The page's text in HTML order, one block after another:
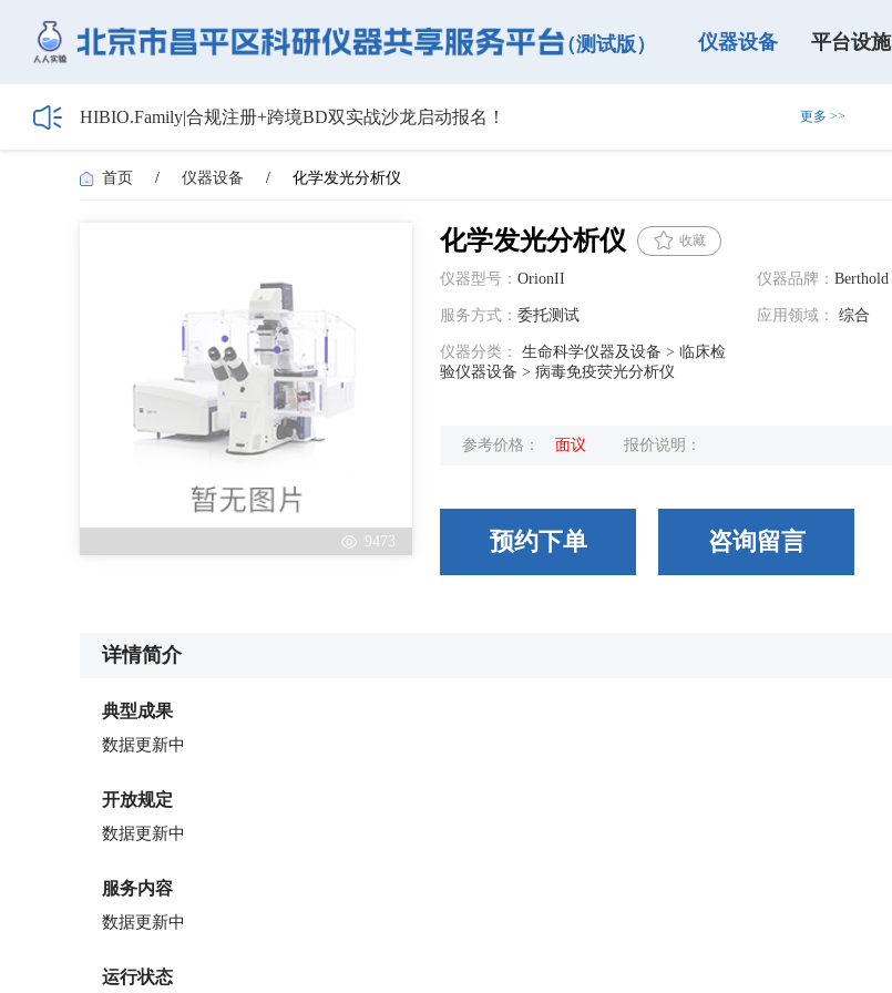
（测试版） 仪器设备 平台设施
HIBIO.Family|合规注册+跨境BD双实战沙龙启动报名！
【最新日程】2026年智慧电厂论坛议程首发！邀您4月1日-3日北京齐聚，共襄盛举
关于召开2026年度昌平区高新技术企业培育工作会（高新年报申报专场）的通知
更多 >>
首页 / 仪器设备 / 化学发光分析仪
9473
化学发光分析仪 收藏
仪器型号： OrionII 仪器品牌： Berthold
服务方式： 委托测试 应用领域： 综合
仪器分类：
生命科学仪器及设备 > 临床检
验仪器设备 > 病毒免疫荧光分析仪
参考价格： 面议 报价说明：
预约下单 咨询留言
详情简介
典型成果
数据更新中
开放规定
数据更新中
服务内容
数据更新中
运行状态